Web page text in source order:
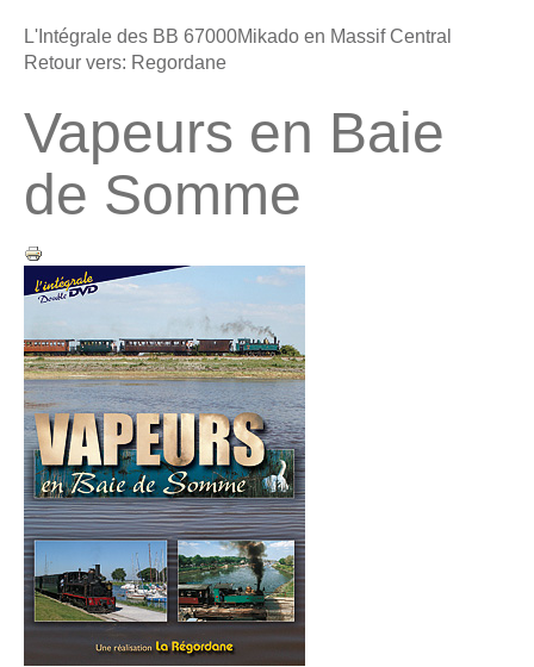
L'Intégrale des BB 67000Mikado en Massif Central
Retour vers: Regordane
Vapeurs en Baie
de Somme